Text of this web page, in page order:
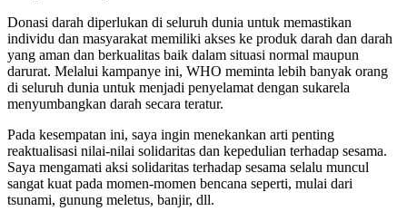
Donasi darah diperlukan di seluruh dunia untuk memastikan
individu dan masyarakat memiliki akses ke produk darah dan darah
yang aman dan berkualitas baik dalam situasi normal maupun
darurat. Melalui kampanye ini, WHO meminta lebih banyak orang
di seluruh dunia untuk menjadi penyelamat dengan sukarela
menyumbangkan darah secara teratur.
Pada kesempatan ini, saya ingin menekankan arti penting
reaktualisasi nilai-nilai solidaritas dan kepedulian terhadap sesama.
Saya mengamati aksi solidaritas terhadap sesama selalu muncul
sangat kuat pada momen-momen bencana seperti, mulai dari
tsunami, gunung meletus, banjir, dll.